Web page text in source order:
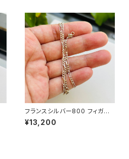
フランスシルバー800 フィガロ
チェーン（40.5cm）
¥13,200